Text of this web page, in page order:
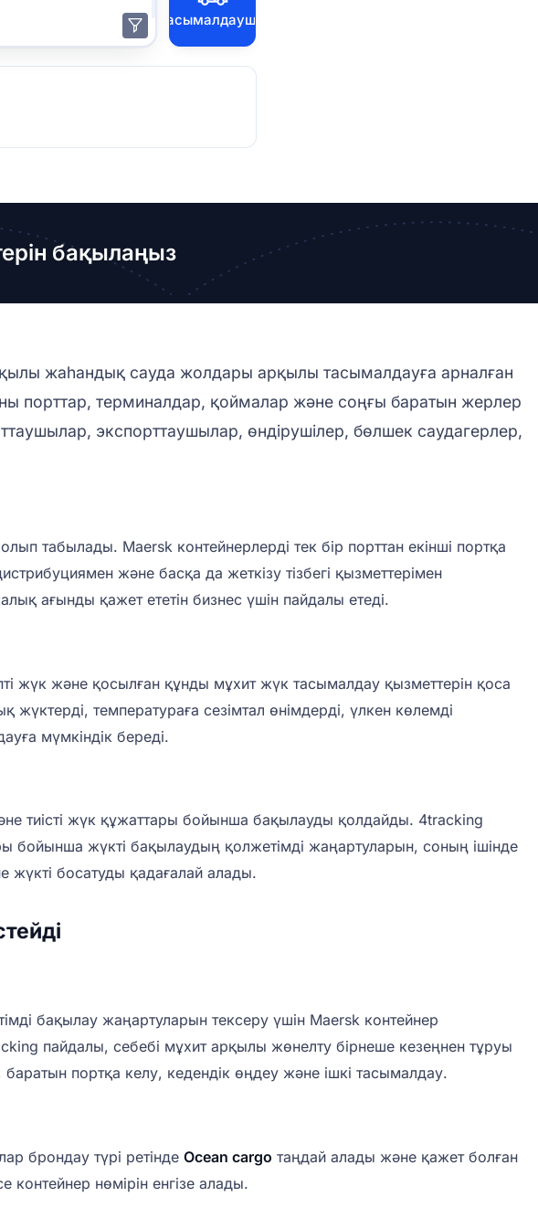
Тасымалдаушы
бақылаңыз
жаһандық сауда жолдары арқылы тасымалдауға арналған
порттар, терминалдар, қоймалар және соңғы баратын жерлер
экспорттаушылар, өндірушілер, бөлшек саудагерлер,
табылады. Maersk контейнерлерді тек бір порттан екінші портқа
және басқа да жеткізу тізбегі қызметтерімен
ағынды қажет ететін бизнес үшін пайдалы етеді.
жүк және қосылған құнды мұхит жүк тасымалдау қызметтерін қоса
температураға сезімтал өнімдерді, үлкен көлемді
мүмкіндік береді.
тиісті жүк құжаттары бойынша бақылауды қолдайды. 4tracking
бойынша жүкті бақылаудың қолжетімді жаңартуларын, соның ішінде
жүкті босатуды қадағалай алады.
бақылау жаңартуларын тексеру үшін Maersk контейнер
пайдалы, себебі мұхит арқылы жөнелту бірнеше кезеңнен тұруы
портқа келу, кедендік өңдеу және ішкі тасымалдау.
брондау түрі ретінде Ocean cargo таңдай алады және қажет болған
контейнер нөмірін енгізе алады.